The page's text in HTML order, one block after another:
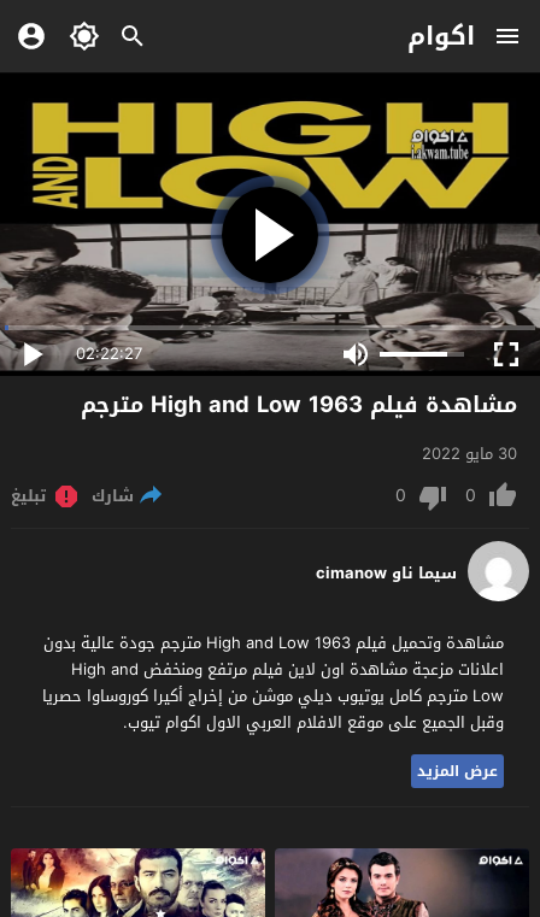
اكوام
02:22:27
مشاهدة فيلم High and Low 1963 مترجم
30 مايو 2022
0
0 شارك تبليغ
سيما ناو cimanow
مشاهدة وتحميل فيلم High and Low 1963 مترجم جودة عالية بدون
اعلانات مزعجة مشاهدة اون لاين فيلم مرتفع ومنخفض High and
Low مترجم كامل يوتيوب ديلي موشن من إخراج أكيرا كوروساوا حصريا
وقبل الجميع على موقع الافلام العربي الاول اكوام تيوب.
عرض المزيد